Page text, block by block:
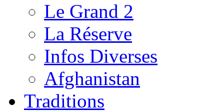
Le Grand 2
La Réserve
Infos Diverses
Afghanistan
Traditions